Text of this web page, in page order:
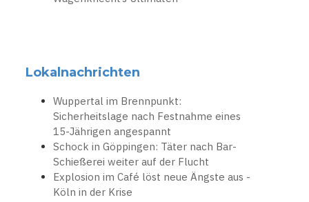
Lokalnachrichten
Wuppertal im Brennpunkt:
Sicherheitslage nach Festnahme eines
15-Jährigen angespannt
Schock in Göppingen: Täter nach Bar-
Schießerei weiter auf der Flucht
Explosion im Café löst neue Ängste aus -
Köln in der Krise